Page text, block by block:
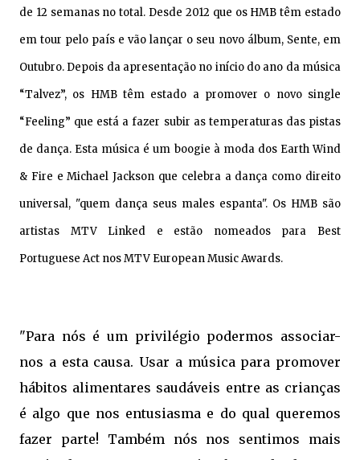
de 12 semanas no total. Desde 2012 que os HMB têm estado
em tour pelo país e vão lançar o seu novo álbum, Sente, em
Outubro. Depois da apresentação no início do ano da música
“Talvez”, os HMB têm estado a promover o novo single
“Feeling” que está a fazer subir as temperaturas das pistas
de dança. Esta música é um boogie à moda dos Earth Wind
& Fire e Michael Jackson que celebra a dança como direito
universal, "quem dança seus males espanta". Os HMB são
artistas MTV Linked e estão nomeados para Best
Portuguese Act nos MTV European Music Awards.
"Para nós é um privilégio podermos associar-
nos a esta causa. Usar a música para promover
hábitos alimentares saudáveis entre as crianças
é algo que nos entusiasma e do qual queremos
fazer parte! Também nós nos sentimos mais